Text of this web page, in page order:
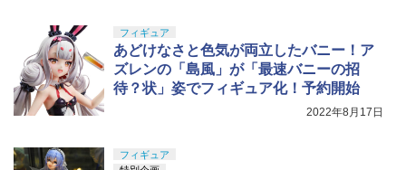
フィギュア
あどけなさと色気が両立したバニー！ア
ズレンの「島風」が「最速バニーの招
待？状」姿でフィギュア化！予約開始
2022年8月17日
フィギュア